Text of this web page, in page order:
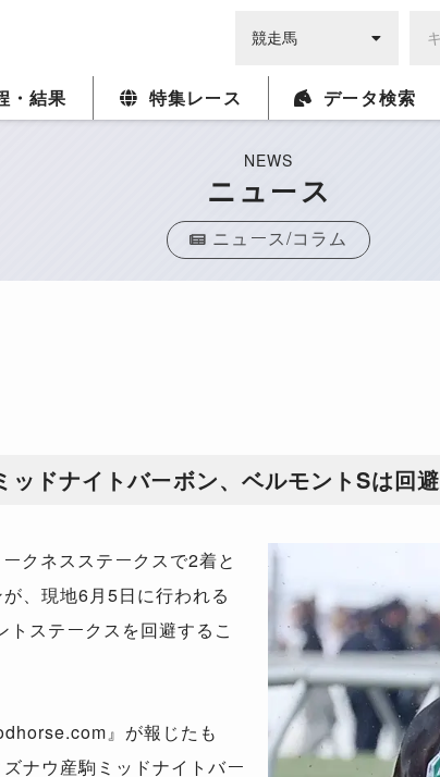
・結果 特集レース データ検索
NEWS
ニュース
ニュース/コラム
ッドナイトバーボン、ベルモントSは回避
クネスステークスで2着と
、現地6月5日に行われる
ステークスを回避するこ
』が報じたも
ナウ産駒ミッドナイトバー